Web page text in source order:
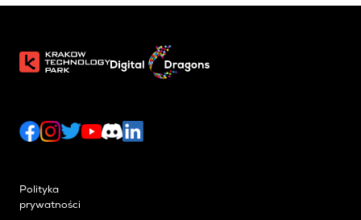
Polityka
prywatności